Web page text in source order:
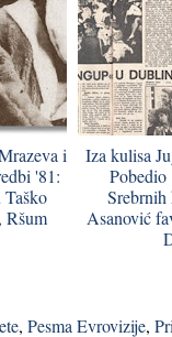
i
'81:
Ršum
Iza kulisa
Asanović
, Pesma Evrovizije,